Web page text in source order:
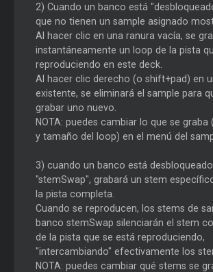
2) Cuando un banco está
que no tienen un sample asignado
Al hacer clic en una ranura vacía, se
instantáneamente un loop de la pista
reproduciendo en este deck.
Al hacer clic derecho (o shift+pad) en
existente, se eliminará el sample para
grabar uno nuevo.
NOTA: puedes cambiar lo que se graba
y tamaño del loop) en el menú del
3) cuando un banco está
"stemSwap", grabará un stem
la pista completa.
Cuando se reproducen, los stems de
banco stemSwap silenciarán el stem
de la pista que se está reproduciendo,
"intercambiando" efectivamente los
NOTA: puedes cambiar qué stems se